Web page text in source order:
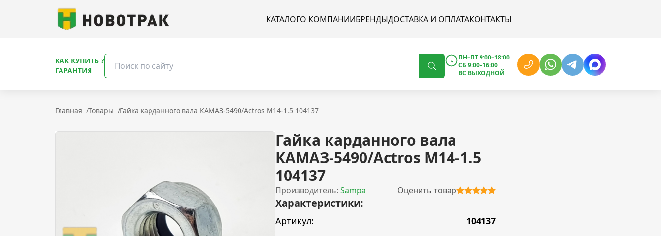
КАТАЛОГО КОМПАНИИБРЕНДЫДОСТАВКА И ОПЛАТАКОНТАКТЫ
КАК КУПИТЬ ?
ГАРАНТИЯ
ПН–ПТ 9:00–18:00
СБ 9:00–16:00
ВС ВЫХОДНОЙ
Главная /Товары /Гайка карданного вала КАМАЗ-5490/Actros M14-1.5 104137
Гайка карданного вала
КАМАЗ-5490/Actros M14-1.5
104137
Производитель: Sampa Оценить товар
Характеристики:
Артикул:
104137